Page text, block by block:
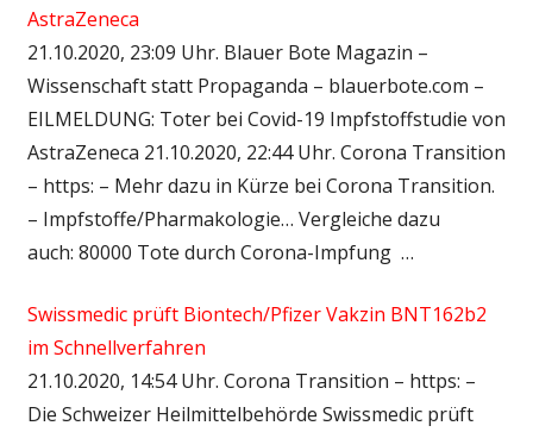
AstraZeneca
21.10.2020, 23:09 Uhr. Blauer Bote Magazin –
Wissenschaft statt Propaganda – blauerbote.com –
EILMELDUNG: Toter bei Covid-19 Impfstoffstudie von
AstraZeneca 21.10.2020, 22:44 Uhr. Corona Transition
– https: – Mehr dazu in Kürze bei Corona Transition.
– Impfstoffe/Pharmakologie… Vergleiche dazu
auch: 80000 Tote durch Corona-Impfung …
Swissmedic prüft Biontech/Pfizer Vakzin BNT162b2
im Schnellverfahren
21.10.2020, 14:54 Uhr. Corona Transition – https: –
Die Schweizer Heilmittelbehörde Swissmedic prüft